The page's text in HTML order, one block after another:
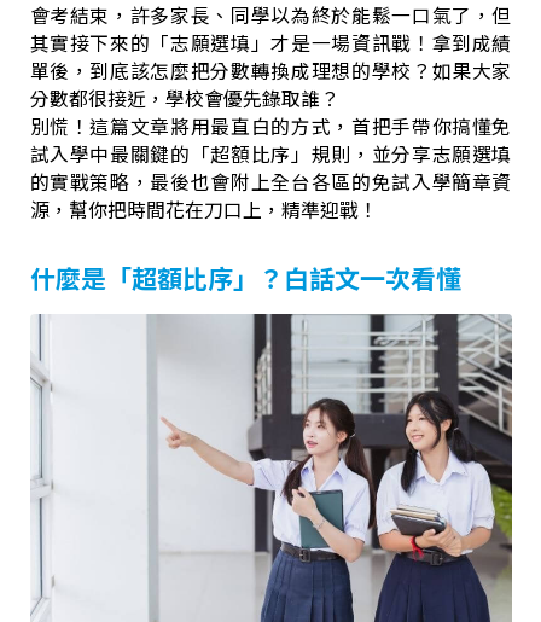
會考結束，許多家長、同學以為終於能鬆一口氣了，但
其實接下來的「志願選填」才是一場資訊戰！拿到成績
單後，到底該怎麼把分數轉換成理想的學校？如果大家
分數都很接近，學校會優先錄取誰？
別慌！這篇文章將用最直白的方式，首把手帶你搞懂免
試入學中最關鍵的「超額比序」規則，並分享志願選填
的實戰策略，最後也會附上全台各區的免試入學簡章資
源，幫你把時間花在刀口上，精準迎戰！
什麼是「超額比序」？白話文一次看懂